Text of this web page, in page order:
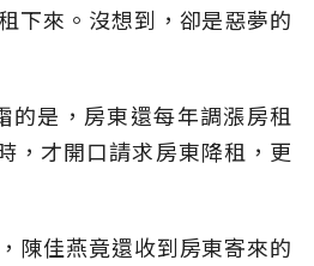
下來。沒想到，卻是惡夢的
是，房東還每年調漲房租
，才開口請求房東降租，更
陳佳燕竟還收到房東寄來的